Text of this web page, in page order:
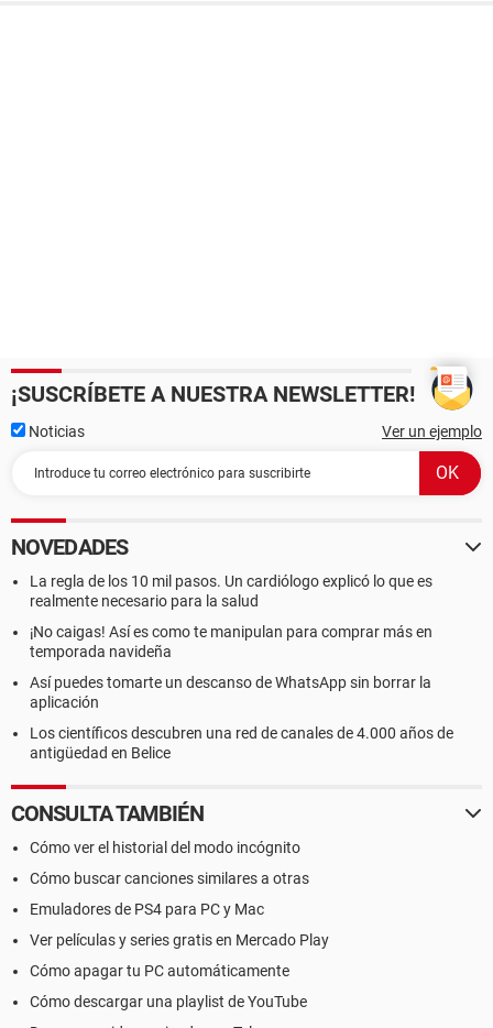
¡SUSCRÍBETE A NUESTRA NEWSLETTER!
Noticias Ver un ejemplo
NOVEDADES
La regla de los 10 mil pasos. Un cardiólogo explicó lo que es
realmente necesario para la salud
¡No caigas! Así es como te manipulan para comprar más en
temporada navideña
Así puedes tomarte un descanso de WhatsApp sin borrar la
aplicación
Los científicos descubren una red de canales de 4.000 años de
antigüedad en Belice
CONSULTA TAMBIÉN
Cómo ver el historial del modo incógnito
Cómo buscar canciones similares a otras
Emuladores de PS4 para PC y Mac
Ver películas y series gratis en Mercado Play
Cómo apagar tu PC automáticamente
Cómo descargar una playlist de YouTube